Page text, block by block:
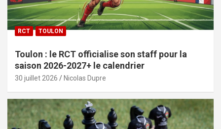
RCT TOULON
Toulon : le RCT officialise son staff pour la
saison 2026-2027+ le calendrier
30 juillet 2026 Nicolas Dupre